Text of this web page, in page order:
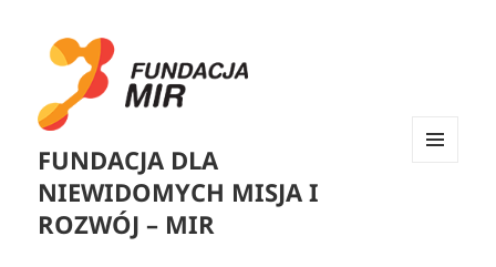
FUNDACJA DLA
NIEWIDOMYCH MISJA I
ROZWÓJ – MIR